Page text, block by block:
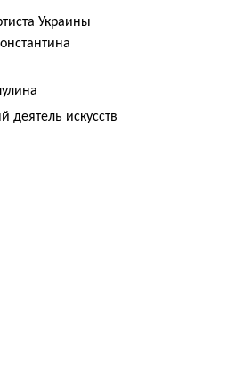
Украины
деятель искусств